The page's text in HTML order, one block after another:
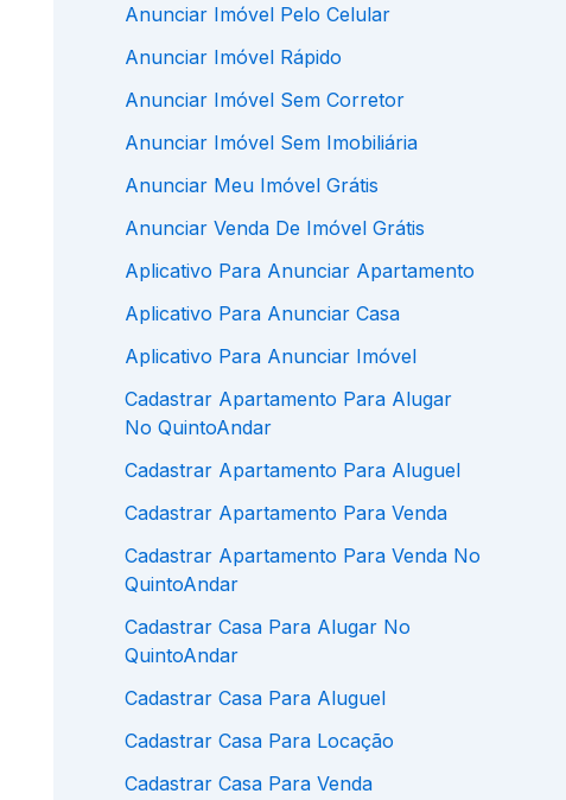
Anunciar Imóvel Pelo Celular
Anunciar Imóvel Rápido
Anunciar Imóvel Sem Corretor
Anunciar Imóvel Sem Imobiliária
Anunciar Meu Imóvel Grátis
Anunciar Venda De Imóvel Grátis
Aplicativo Para Anunciar Apartamento
Aplicativo Para Anunciar Casa
Aplicativo Para Anunciar Imóvel
Cadastrar Apartamento Para Alugar
No QuintoAndar
Cadastrar Apartamento Para Aluguel
Cadastrar Apartamento Para Venda
Cadastrar Apartamento Para Venda No
QuintoAndar
Cadastrar Casa Para Alugar No
QuintoAndar
Cadastrar Casa Para Aluguel
Cadastrar Casa Para Locação
Cadastrar Casa Para Venda